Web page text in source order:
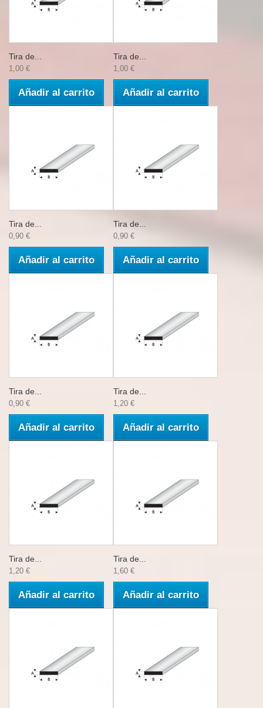
Tira de...
1,00 €
Añadir al carrito
Tira de...
1,00 €
Añadir al carrito
Tira de...
0,90 €
Añadir al carrito
Tira de...
0,90 €
Añadir al carrito
Tira de...
0,90 €
Añadir al carrito
Tira de...
1,20 €
Añadir al carrito
Tira de...
1,20 €
Añadir al carrito
Tira de...
1,60 €
Añadir al carrito